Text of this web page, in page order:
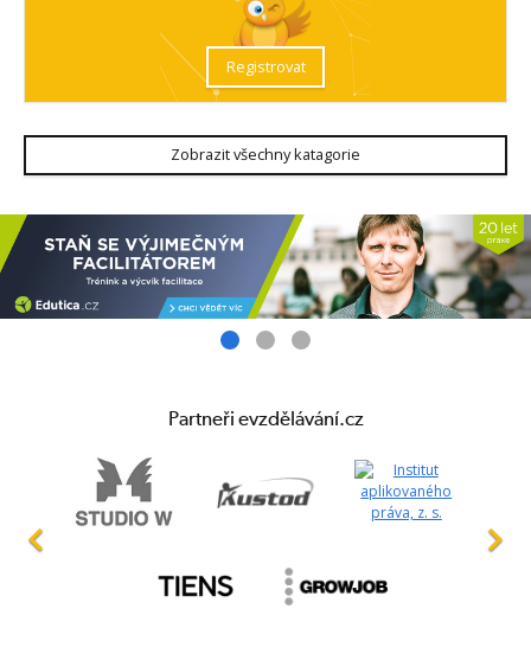
Registrovat
Zobrazit všechny katagorie
Partneři evzdělávání.cz